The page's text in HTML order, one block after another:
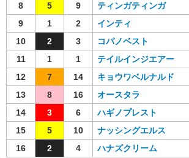
8
5 9 ティンガティンガ
9
1 2 インティ
10
2 3 コパノベスト
11
1 1 テイルインジエアー
12
7 14 キョウワベルナルド
13
8 16 オースタラ
14
3 6 ハギノプレスト
15
5 10 ナッシングエルス
16
2 4 ハナズクリーム